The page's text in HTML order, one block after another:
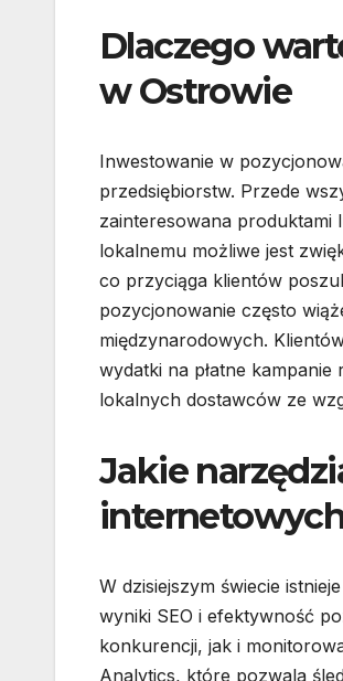
Dlaczego
w Ostrowie
Inwestowanie w
przedsiębiorstw. Przede
zainteresowana produktami
lokalnemu możliwe jest
co przyciąga klientów
pozycjonowanie często
międzynarodowych.
wydatki na płatne
lokalnych dostawców ze
Jakie
W dzisiejszym świecie
wyniki SEO i efektywność
konkurencji, jak i
Analytics, które pozwala